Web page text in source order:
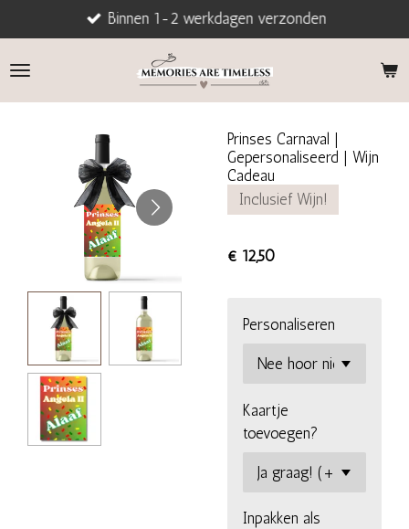
direct
naar
Binnen 1-2 werkdagen verzonden
Prinses Carnaval |
Gepersonaliseerd | Wijn
Cadeau
Inclusief Wijn!
€ 12,50
Personaliseren
Kaartje
toevoegen?
Inpakken als